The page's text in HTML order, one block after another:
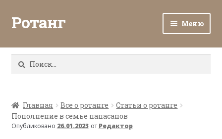
Ротанг Меню
Каталог
Все о ротанге
Найти:
Главная Все о ротанге
Статьи о ротанге
Пополнение в семье папасанов
Опубликовано 26.01.2023 от Редактор